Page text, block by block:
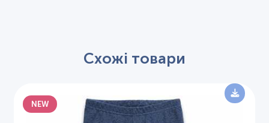
Схожі товари
NEW